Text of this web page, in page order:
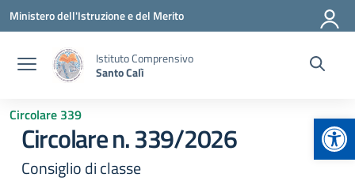
Vai ai contenuti
Vai al menu di navigazione
Vai al footer
Ministero dell'Istruzione e del Merito
Istituto Comprensivo
Santo Calì
Circolare 339
Circolare n. 339/2026
Consiglio di classe